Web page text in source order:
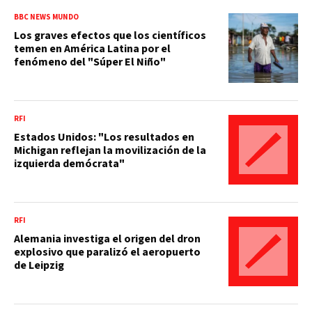
BBC NEWS MUNDO
Los graves efectos que los científicos
temen en América Latina por el
fenómeno del "Súper El Niño"
RFI
Estados Unidos: "Los resultados en
Michigan reflejan la movilización de la
izquierda demócrata"
RFI
Alemania investiga el origen del dron
explosivo que paralizó el aeropuerto
de Leipzig